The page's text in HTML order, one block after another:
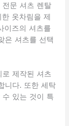
전문 셔츠 렌탈
옷차림을 제
이즈의 셔츠를
은 셔츠를 선택
제작된 셔츠
니다. 또한 세탁
있는 것이 특